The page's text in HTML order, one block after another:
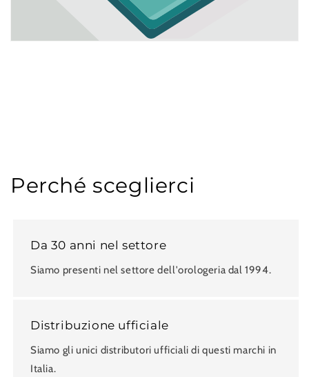
Perché sceglierci
Da 30 anni nel settore
Siamo presenti nel settore dell'orologeria dal 1994.
Distribuzione ufficiale
Siamo gli unici distributori ufficiali di questi marchi in
Italia.